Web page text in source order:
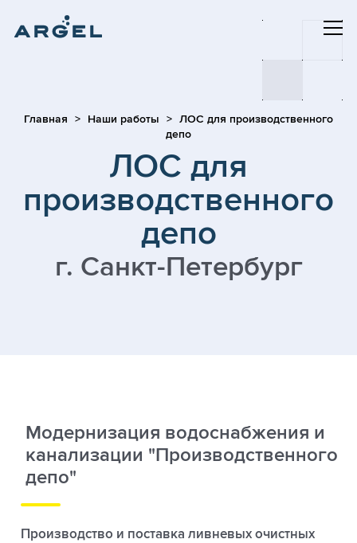
Главная Наши работы
ЛОС для производственного
депо
ЛОС для
производственного
депо
г. Санкт-Петербург
Модернизация водоснабжения и
канализации "Производственного
депо"
Производство и поставка ливневых очистных